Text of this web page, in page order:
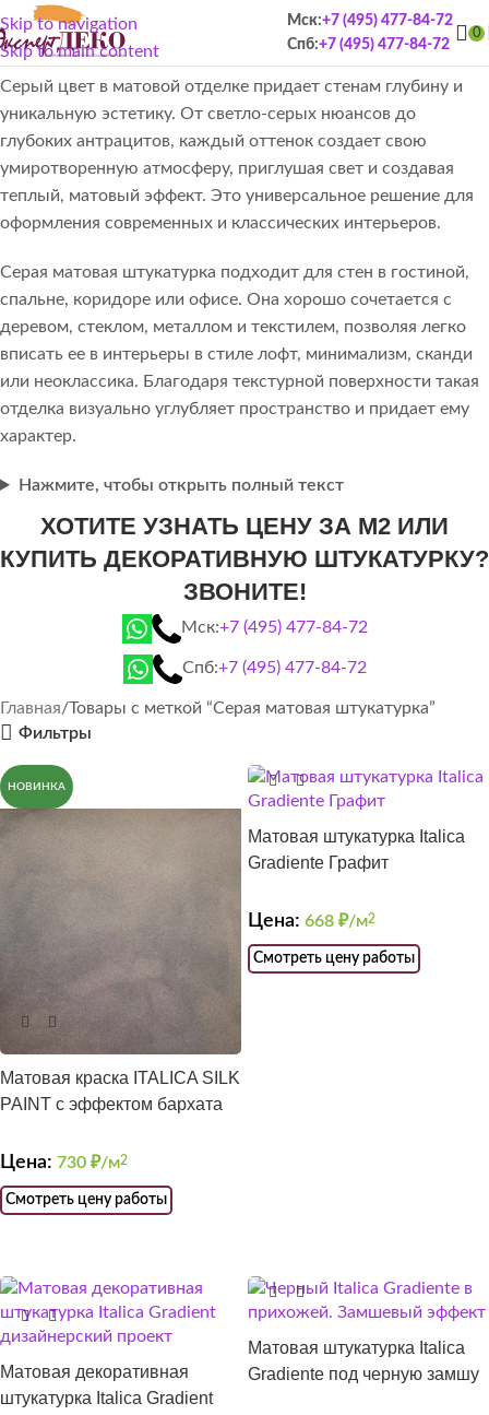
Skip to navigation
Skip to main content
Мск:+7 (495) 477-84-72
Спб:+7 (495) 477-84-72
0
Серая матовая штукатурка
Серый цвет в матовой отделке придает стенам глубину и
уникальную эстетику. От светло-серых нюансов до
глубоких антрацитов, каждый оттенок создает свою
умиротворенную атмосферу, приглушая свет и создавая
теплый, матовый эффект. Это универсальное решение для
оформления современных и классических интерьеров.
Серая матовая штукатурка подходит для стен в гостиной,
спальне, коридоре или офисе. Она хорошо сочетается с
деревом, стеклом, металлом и текстилем, позволяя легко
вписать ее в интерьеры в стиле лофт, минимализм, сканди
или неоклассика. Благодаря текстурной поверхности такая
отделка визуально углубляет пространство и придает ему
характер.
Нажмите, чтобы открыть полный текст
ХОТИТЕ УЗНАТЬ ЦЕНУ ЗА М2 ИЛИ
КУПИТЬ ДЕКОРАТИВНУЮ ШТУКАТУРКУ?
ЗВОНИТЕ!
Мск:+7 (495) 477-84-72
Спб:+7 (495) 477-84-72
Главная Товары с меткой “Серая матовая штукатурка”
Фильтры
НОВИНКА
Матовая краска ITALICA SILK
PAINT с эффектом бархата
Цена: 730 ₽/м2
Смотреть цену работы
Матовая штукатурка Italica
Gradiente Графит
Цена: 668 ₽/м2
Смотреть цену работы
Матовая декоративная
штукатурка Italica Gradient
Матовая штукатурка Italica
Gradiente под черную замшу